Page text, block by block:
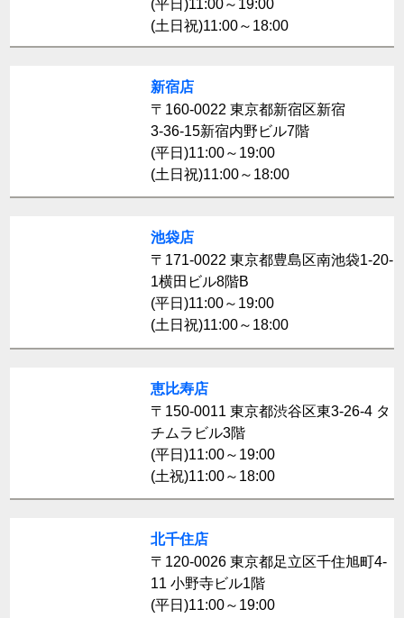
(平日)11:00～19:00
(土日祝)11:00～18:00
新宿店
〒160-0022 東京都新宿区新宿
3-36-15新宿内野ビル7階
(平日)11:00～19:00
(土日祝)11:00～18:00
池袋店
〒171-0022 東京都豊島区南池袋1-20-
1横田ビル8階B
(平日)11:00～19:00
(土日祝)11:00～18:00
恵比寿店
〒150-0011 東京都渋谷区東3-26-4 タ
チムラビル3階
(平日)11:00～19:00
(土祝)11:00～18:00
北千住店
〒120-0026 東京都足立区千住旭町4-
11 小野寺ビル1階
(平日)11:00～19:00